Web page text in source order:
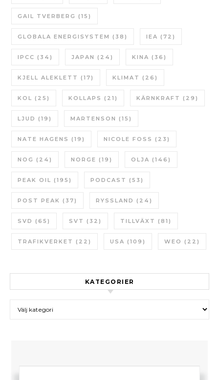
GAIL TVERBERG (15)
GLOBALA ENERGISYSTEM (38) IEA (72)
IPCC (34) JAPAN (24) KINA (36)
KJELL ALEKLETT (17) KLIMAT (26)
KOL (25) KOLLAPS (21) KÄRNKRAFT (29)
LJUD (19) MARTENSON (15)
NATE HAGENS (19) NICOLE FOSS (23)
NOG (24) NORGE (19) OLJA (146)
PEAK OIL (195) PODCAST (53)
POST PEAK (37) RYSSLAND (24)
SVD (65) SVT (32) TILLVÄXT (81)
TRAFIKVERKET (22) USA (109) WEO (22)
KATEGORIER